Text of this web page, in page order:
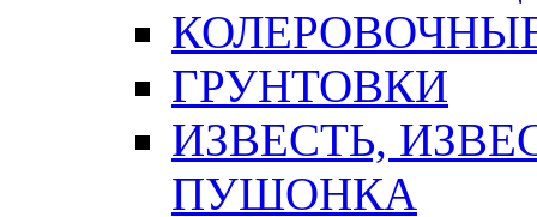
ГРУНТОВКИ
ИЗВЕСТЬ,
ПУШОНКА